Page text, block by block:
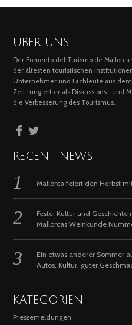
ÜBER UNS
Der Fomento del Turismo de
der ältesten touristischen
Unternehmer und Fachleute aus
Zeit fungiert er als Diskussions- und
die Verbesserung des Tourismus.
RECENT NEWS
Mallorca feiert den Herbst
Feste, Kultur und
Mallorcas Weinkunde
Ein etwas anderer Sommer
Autos, Kultur, guter
KATEGORIEN
Pressemeldungen